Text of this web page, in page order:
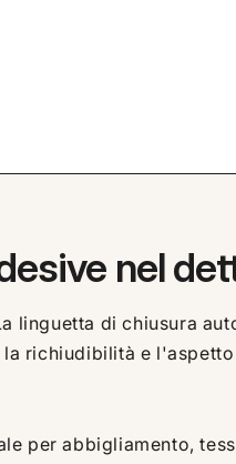
nel
linguetta di chiusura
richiudibilità e
per abbigliamento,